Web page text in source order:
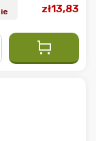
zł13,83